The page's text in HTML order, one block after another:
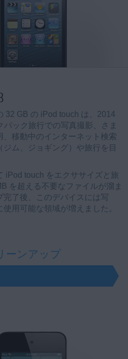
32 GB の iPod touch は、2014
ック旅行での写真撮影、さま
、移動中のインターネット検索
ム、ジョギング）や旅行を目
iPod touch をエクササイズと旅
を超える不要なファイルが溜ま
完了後、このデバイスには写
用可能な領域が増えました。
ーンアップ